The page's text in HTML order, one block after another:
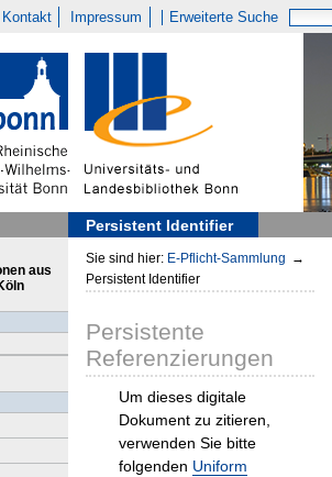
Kontakt Impressum Erweiterte Suche
Persistent Identifier
aus
Sie sind hier: E-Pflicht-Sammlung →
Persistent Identifier
Persistente
Referenzierungen
Um dieses digitale
Dokument zu zitieren,
verwenden Sie bitte
folgenden Uniform